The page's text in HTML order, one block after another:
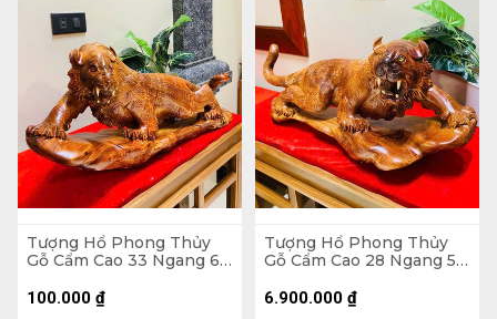
Tượng Hổ Phong Thủy
Gỗ Cẩm Cao 33 Ngang 65
100.000 ₫
Tượng Hổ Phong Thủy
Gỗ Cẩm Cao 28 Ngang 56
6.900.000 ₫